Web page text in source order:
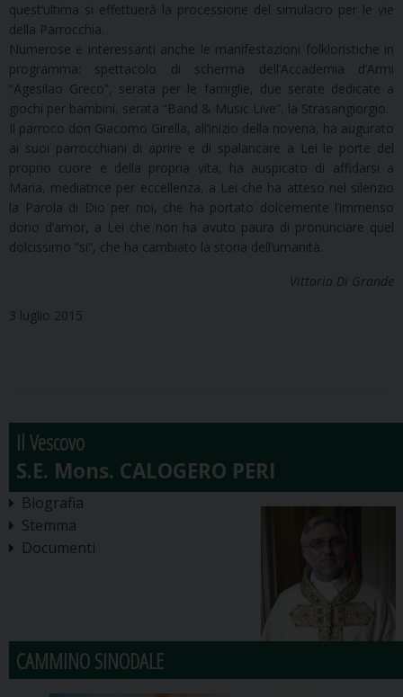
quest’ultima si effettuerà la processione del simulacro per le vie
della Parrocchia.
Numerose e interessanti anche le manifestazioni folkloristiche in
programma: spettacolo di scherma dell’Accademia d’Armi
“Agesilao Greco”, serata per le famiglie, due serate dedicate a
giochi per bambini, serata “Band & Music Live”, la Strasangiorgio.
Il parroco don Giacomo Girella, all’inizio della novena, ha augurato
ai suoi parrocchiani di aprire e di spalancare a Lei le porte del
proprio cuore e della propria vita, ha auspicato di affidarsi a
Maria, mediatrice per eccellenza, a Lei che ha atteso nel silenzio
la Parola di Dio per noi, che ha portato dolcemente l’immenso
dono d’amor, a Lei che non ha avuto paura di pronunciare quel
dolcissimo “si”, che ha cambiato la storia dell’umanità.
Vittoria Di Grande
3 luglio 2015
Il Vescovo
Biografia
Stemma
Documenti
CAMMINO SINODALE